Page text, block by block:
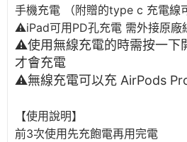
手機充電 （附贈的type c 充電線
⚠️iPad可用PD孔充電 需外接原廠
⚠️使用無線充電的時需按一下
才會充電
⚠️無線充電可以充 AirPods
【使用說明】
前3次使用先充飽電再用完電